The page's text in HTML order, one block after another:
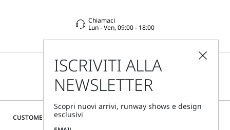
CUSTOMER CARE
Chiamaci
Lun - Ven, 09:00 - 18:00
ISCRIVITI ALLA
NEWSLETTER
Scopri nuovi arrivi, runway shows e design
esclusivi